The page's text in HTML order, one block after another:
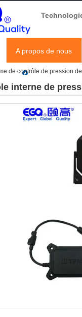
A propos de nous
de contrôle de pression
interne de